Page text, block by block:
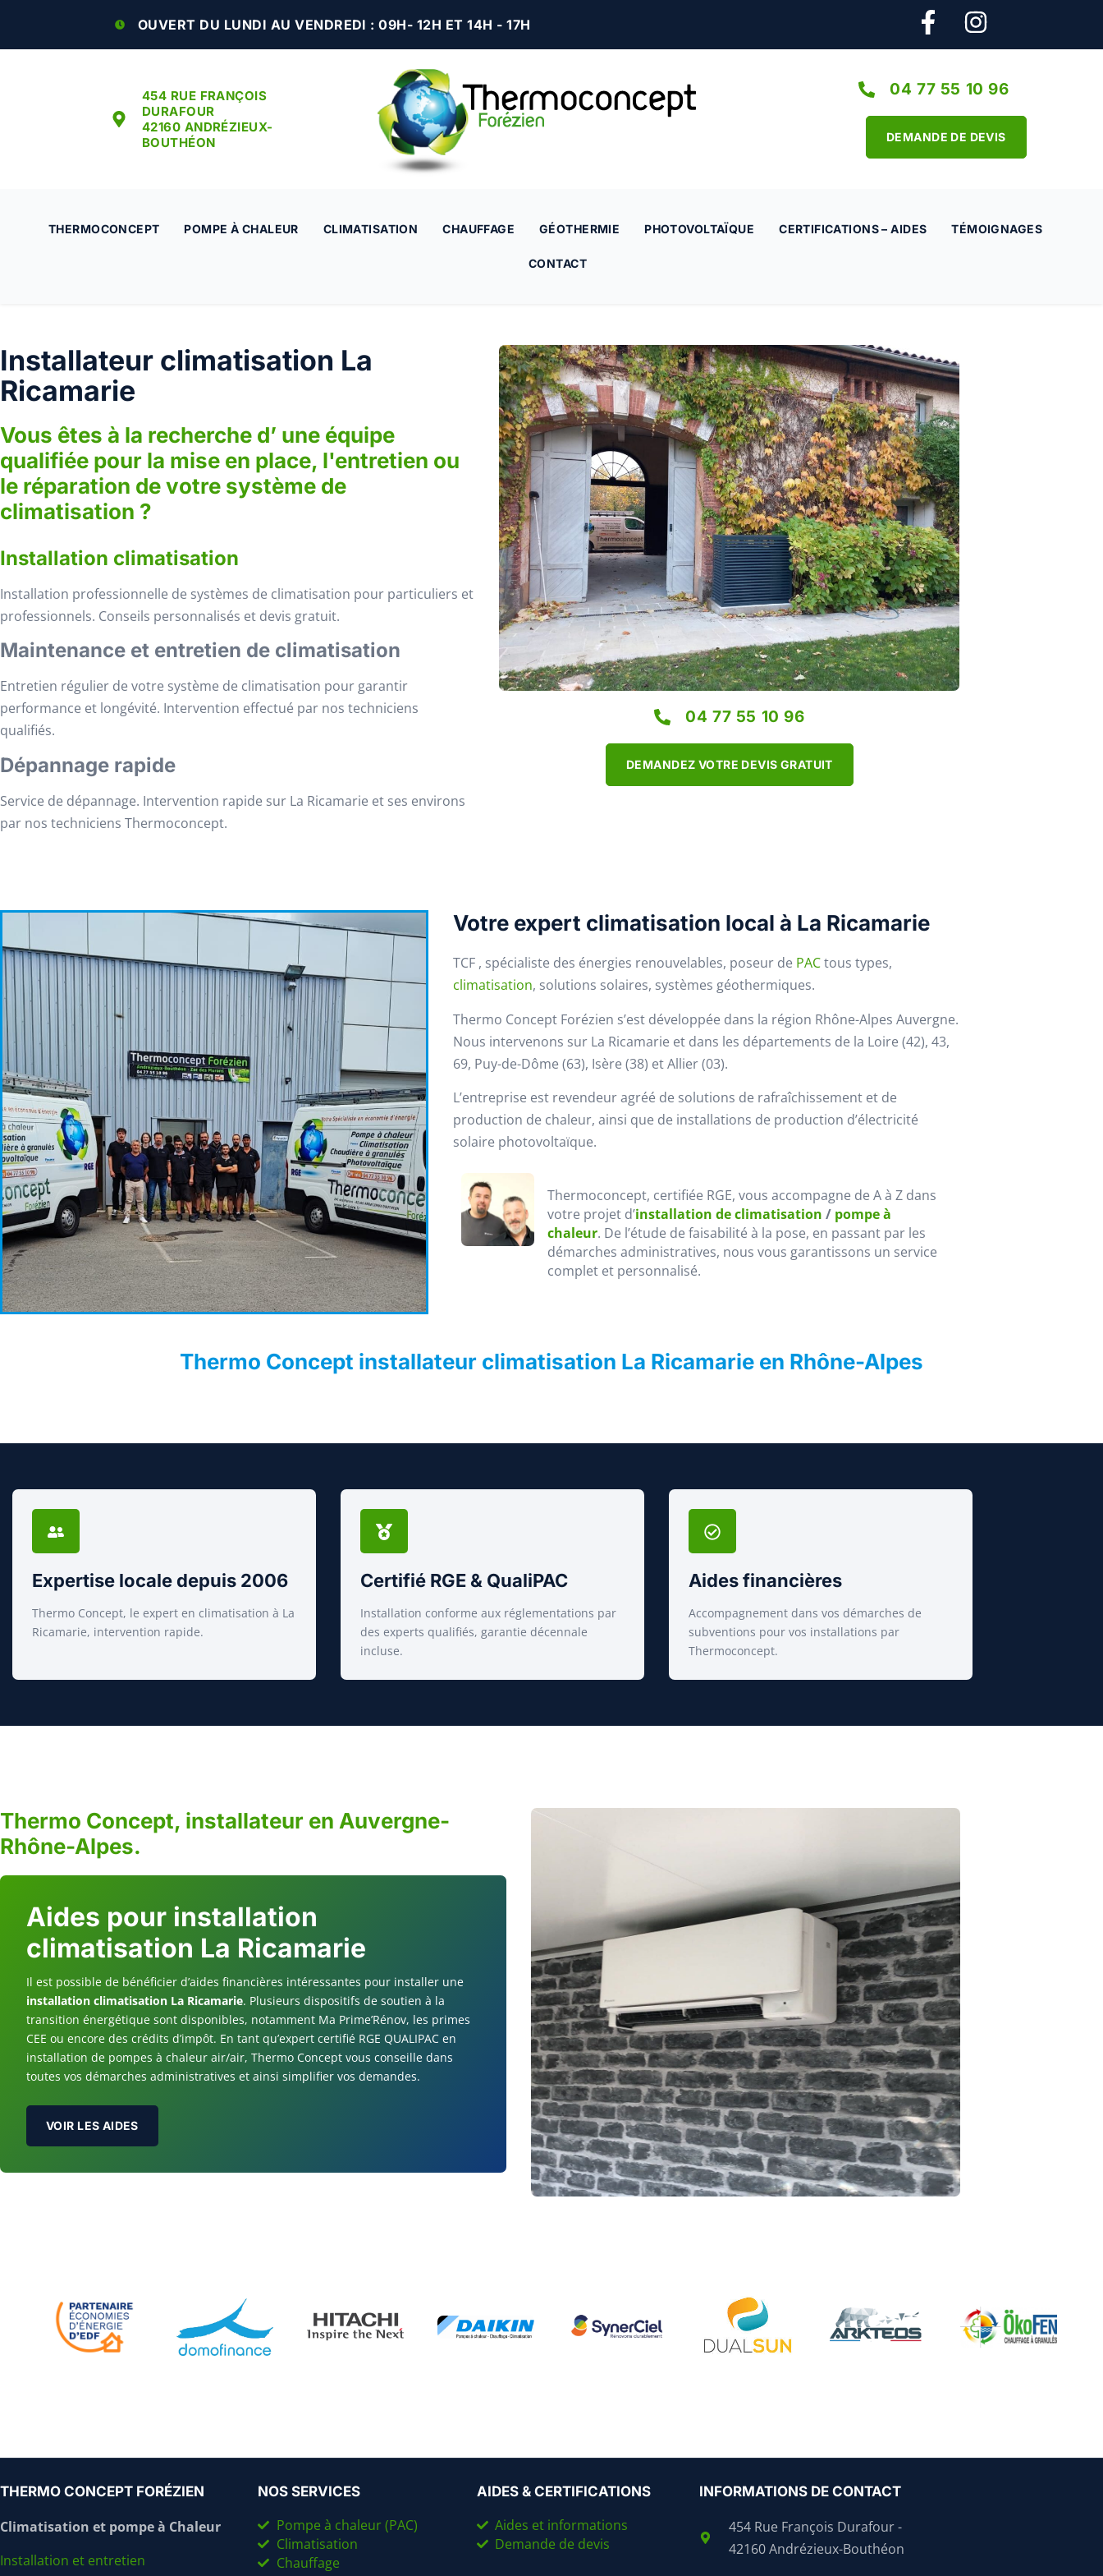
OUVERT DU LUNDI AU VENDREDI : 09H- 12H ET 14H - 17H
454 RUE FRANÇOIS
DURAFOUR
42160 ANDRÉZIEUX-
BOUTHÉON
04 77 55 10 96
DEMANDE DE DEVIS
THERMOCONCEPT POMPE À CHALEUR CLIMATISATION CHAUFFAGE GÉOTHERMIE PHOTOVOLTAÏQUE CERTIFICATIONS – AIDES TÉMOIGNAGES
CONTACT
Installateur climatisation La
Ricamarie
Vous êtes à la recherche d’ une équipe
qualifiée pour la mise en place, l'entretien ou
le réparation de votre système de
climatisation ?
Installation climatisation
Installation professionnelle de systèmes de climatisation pour particuliers et
professionnels. Conseils personnalisés et devis gratuit.
Maintenance et entretien de climatisation
Entretien régulier de votre système de climatisation pour garantir
performance et longévité. Intervention effectué par nos techniciens
qualifiés.
Dépannage rapide
Service de dépannage. Intervention rapide sur La Ricamarie et ses environs
par nos techniciens Thermoconcept.
04 77 55 10 96
DEMANDEZ VOTRE DEVIS GRATUIT
Votre expert climatisation local à La Ricamarie
TCF , spécialiste des énergies renouvelables, poseur de PACtous types,
climatisation, solutions solaires, systèmes géothermiques.
Thermo Concept Forézien s’est développée dans la région Rhône-Alpes Auvergne.
Nous intervenons sur La Ricamarie et dans les départements de la Loire (42), 43,
69, Puy-de-Dôme (63), Isère (38) et Allier (03).
L’entreprise est revendeur agréé de solutions de rafraîchissement et de
production de chaleur, ainsi que de installations de production d’électricité
solaire photovoltaïque.
Thermoconcept, certifiée RGE, vous accompagne de A à Z dans
votre projet d’installation de climatisation / pompe à
chaleur. De l’étude de faisabilité à la pose, en passant par les
démarches administratives, nous vous garantissons un service
complet et personnalisé.
Thermo Concept installateur climatisation La Ricamarie en Rhône-Alpes
Expertise locale depuis 2006
Thermo Concept, le expert en climatisation à La
Ricamarie, intervention rapide.
Certifié RGE & QualiPAC
Installation conforme aux réglementations par
des experts qualifiés, garantie décennale
incluse.
Aides financières
Accompagnement dans vos démarches de
subventions pour vos installations par
Thermoconcept.
Thermo Concept, installateur en Auvergne-
Rhône-Alpes.
Aides pour installation
climatisation La Ricamarie
Il est possible de bénéficier d’aides financières intéressantes pour installer une
installation climatisation La Ricamarie. Plusieurs dispositifs de soutien à la
transition énergétique sont disponibles, notamment Ma Prime’Rénov, les primes
CEE ou encore des crédits d’impôt. En tant qu’expert certifié RGE QUALIPAC en
installation de pompes à chaleur air/air, Thermo Concept vous conseille dans
toutes vos démarches administratives et ainsi simplifier vos demandes.
VOIR LES AIDES
THERMO CONCEPT FORÉZIEN
Climatisation et pompe à Chaleur
Installation et entretien
NOS SERVICES
Pompe à chaleur (PAC)
Climatisation
Chauffage
AIDES & CERTIFICATIONS
Aides et informations
Demande de devis
INFORMATIONS DE CONTACT
454 Rue François Durafour -
42160 Andrézieux-Bouthéon